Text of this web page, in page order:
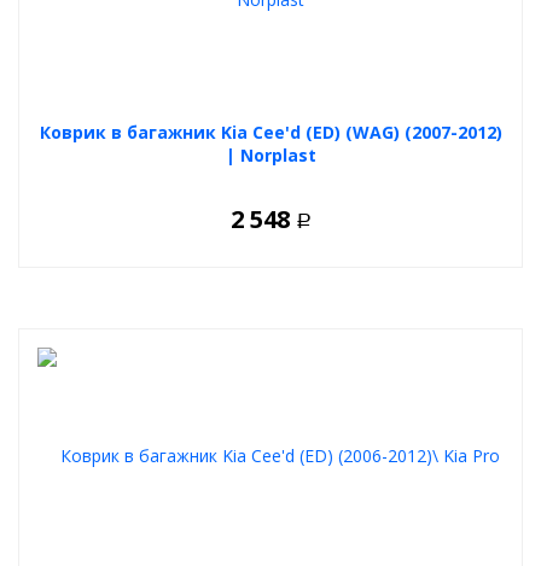
Коврик в багажник Kia Cee'd (ED) (WAG) (2007-2012)
| Norplast
2 548 Р